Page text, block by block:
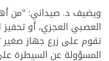
ويضيف د. صيداني: "من أهم
العصبي العجزي، أو
تقوم على زرع جهاز صغير
المسؤولة عن السيطرة